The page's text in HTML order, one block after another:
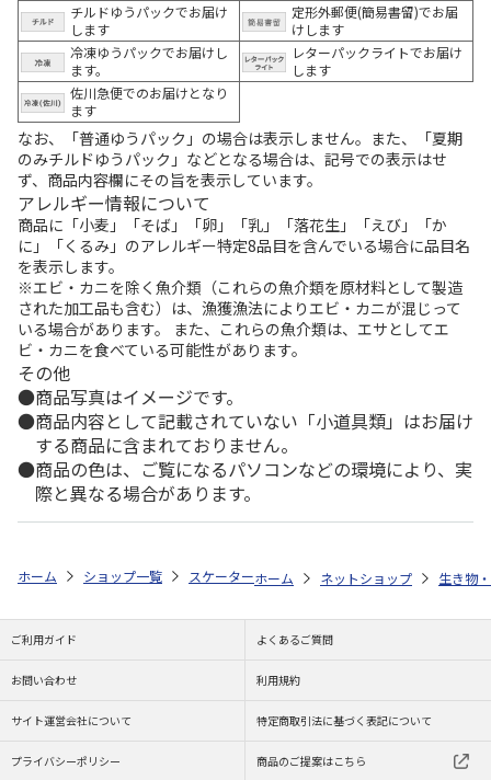
チルドゆうパックでお届け
します
定形外郵便(簡易書留)でお届
けします
冷凍ゆうパックでお届けし
ます。
レターパックライトでお届け
します
佐川急便でのお届けとなり
ます
なお、「普通ゆうパック」の場合は表示しません。また、「夏期
のみチルドゆうパック」などとなる場合は、記号での表示はせ
ず、商品内容欄にその旨を表示しています。
アレルギー情報について
商品に「小麦」「そば」「卵」「乳」「落花生」「えび」「か
に」「くるみ」のアレルギー特定8品目を含んでいる場合に品目名
を表示します。
※エビ・カニを除く魚介類（これらの魚介類を原材料として製造
された加工品も含む）は、漁獲漁法によりエビ・カニが混じって
いる場合があります。 また、これらの魚介類は、エサとしてエ
ビ・カニを食べている可能性があります。
その他
商品写真はイメージです。
商品内容として記載されていない「小道具類」はお届け
する商品に含まれておりません。
商品の色は、ご覧になるパソコンなどの環境により、実
際と異なる場合があります。
ホーム ショップ一覧 スケーター ボアタンク なりきりフード付き M
ホーム ネットショップ 生き物
ご利用ガイド よくあるご質問
お問い合わせ 利用規約
サイト運営会社について 特定商取引法に基づく表記について
プライバシーポリシー 商品のご提案はこちら